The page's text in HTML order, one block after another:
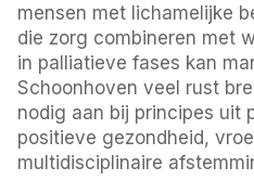
mensen met lichamelijke
die zorg combineren met
in palliatieve fases kan
Schoonhoven veel rust
nodig aan bij principes uit
positieve gezondheid,
multidisciplinaire